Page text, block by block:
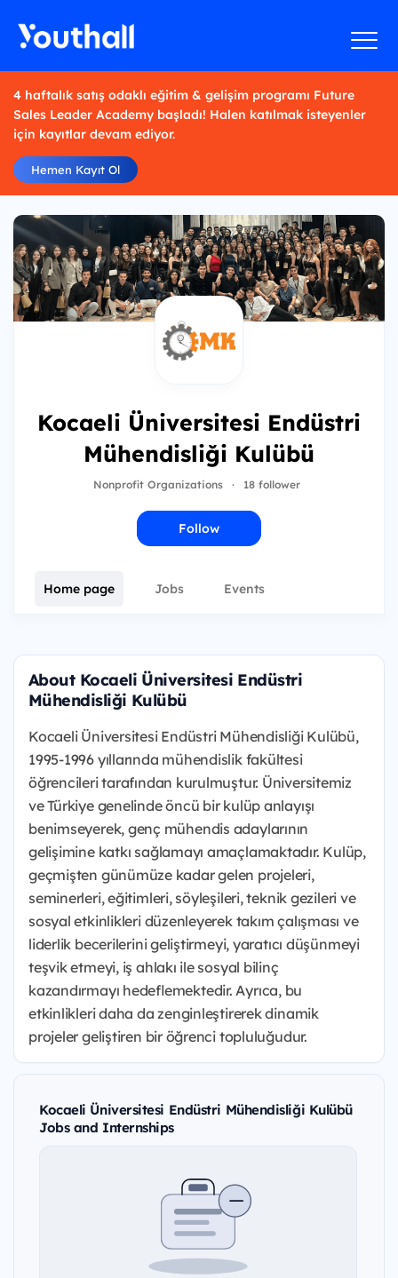
4 haftalık satış odaklı eğitim & gelişim programı Future
Sales Leader Academy başladı! Halen katılmak isteyenler
için kayıtlar devam ediyor.
Hemen Kayıt Ol
Kocaeli Üniversitesi Endüstri
Mühendisliği Kulübü
Nonprofit Organizations · 18 follower
Follow
Home page Jobs Events
About Kocaeli Üniversitesi Endüstri
Mühendisliği Kulübü
Kocaeli Üniversitesi Endüstri Mühendisliği Kulübü,
1995-1996 yıllarında mühendislik fakültesi
öğrencileri tarafından kurulmuştur. Üniversitemiz
ve Türkiye genelinde öncü bir kulüp anlayışı
benimseyerek, genç mühendis adaylarının
gelişimine katkı sağlamayı amaçlamaktadır. Kulüp,
geçmişten günümüze kadar gelen projeleri,
seminerleri, eğitimleri, söyleşileri, teknik gezileri ve
sosyal etkinlikleri düzenleyerek takım çalışması ve
liderlik becerilerini geliştirmeyi, yaratıcı düşünmeyi
teşvik etmeyi, iş ahlakı ile sosyal bilinç
kazandırmayı hedeflemektedir. Ayrıca, bu
etkinlikleri daha da zenginleştirerek dinamik
projeler geliştiren bir öğrenci topluluğudur.
Kocaeli Üniversitesi Endüstri Mühendisliği Kulübü
Jobs and Internships